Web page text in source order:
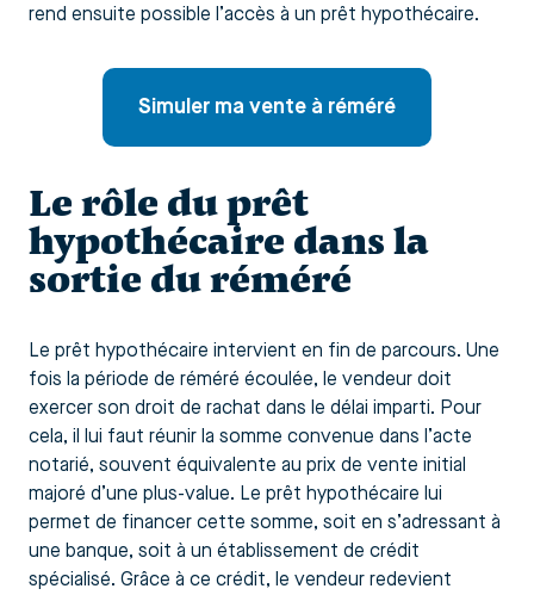
rend ensuite possible l’accès à un prêt hypothécaire.
Simuler ma vente à réméré
Le rôle du prêt
hypothécaire dans la
sortie du réméré
Le prêt hypothécaire intervient en fin de parcours. Une
fois la période de réméré écoulée, le vendeur doit
exercer son droit de rachat dans le délai imparti. Pour
cela, il lui faut réunir la somme convenue dans l’acte
notarié, souvent équivalente au prix de vente initial
majoré d’une plus-value. Le prêt hypothécaire lui
permet de financer cette somme, soit en s’adressant à
une banque, soit à un établissement de crédit
spécialisé. Grâce à ce crédit, le vendeur redevient